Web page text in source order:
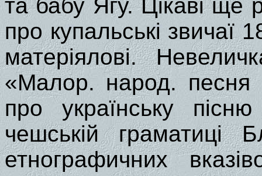
та бабу Ягу. Цікаві ще
про купальські звичаї
матеріялові.
«Малор. народ. песня
про українську
чешській граматиці
етнографичних